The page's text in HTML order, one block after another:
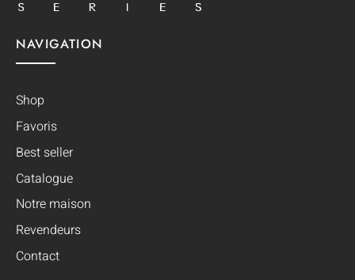
NAVIGATION
Shop
Favoris
Best seller
Catalogue
Notre maison
Revendeurs
Contact